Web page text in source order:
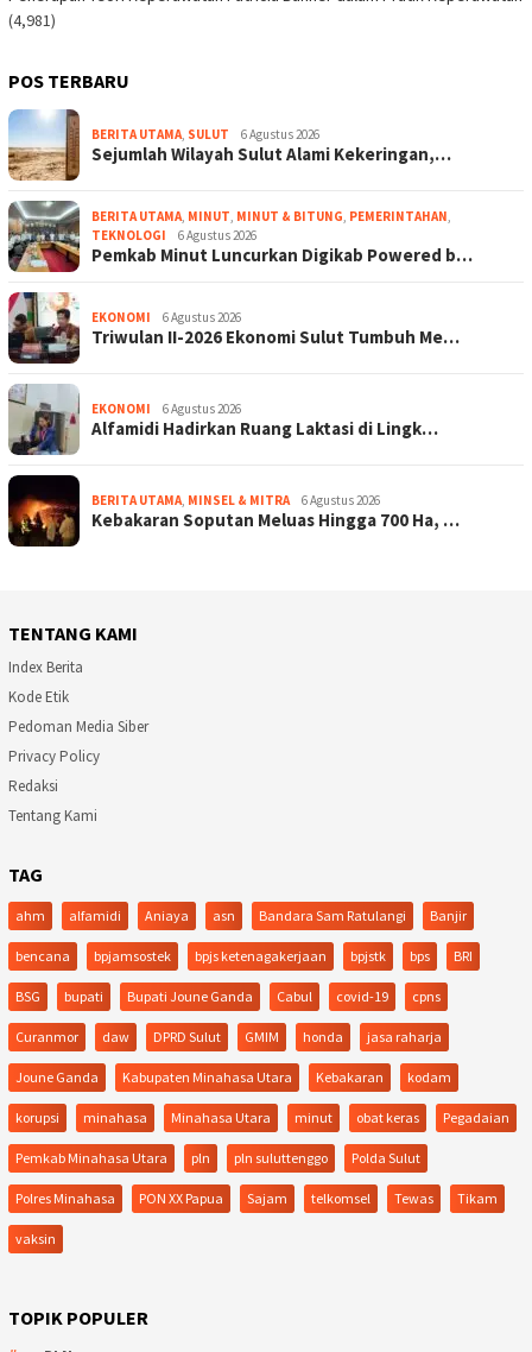
(4,981)
POS TERBARU
BERITA UTAMA, SULUT 6 Agustus 2026
Sejumlah Wilayah Sulut Alami Kekeringan,…
BERITA UTAMA, MINUT, MINUT & BITUNG, PEMERINTAHAN,
TEKNOLOGI
6 Agustus 2026
Pemkab Minut Luncurkan Digikab Powered b…
EKONOMI 6 Agustus 2026
Triwulan II-2026 Ekonomi Sulut Tumbuh Me…
EKONOMI 6 Agustus 2026
Alfamidi Hadirkan Ruang Laktasi di Lingk…
BERITA UTAMA, MINSEL & MITRA 6 Agustus 2026
Kebakaran Soputan Meluas Hingga 700 Ha, …
TENTANG KAMI
Index Berita
Kode Etik
Pedoman Media Siber
Privacy Policy
Redaksi
Tentang Kami
TAG
ahm alfamidi Aniaya asn Bandara Sam Ratulangi Banjir
bencana bpjamsostek bpjs ketenagakerjaan bpjstk bps BRI
BSG bupati Bupati Joune Ganda Cabul covid-19 cpns
Curanmor daw DPRD Sulut GMIM honda jasa raharja
Joune Ganda Kabupaten Minahasa Utara Kebakaran kodam
korupsi minahasa Minahasa Utara minut obat keras Pegadaian
Pemkab Minahasa Utara pln pln suluttenggo Polda Sulut
Polres Minahasa PON XX Papua Sajam telkomsel Tewas Tikam
vaksin
TOPIK POPULER